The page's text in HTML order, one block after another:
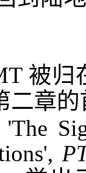
被归
二章的